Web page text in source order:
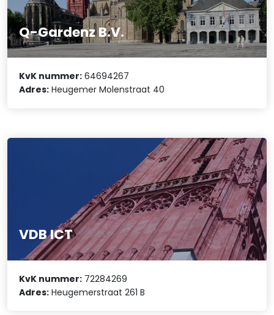
Q-Gardenz B.V.
KvK nummer: 64694267
Adres: Heugemer Molenstraat 40
VDB ICT
KvK nummer: 72284269
Adres: Heugemerstraat 261 B